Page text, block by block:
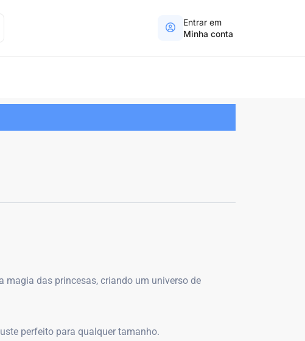
Entrar em
Minha conta
das princesas, criando um universo de
perfeito para qualquer tamanho.